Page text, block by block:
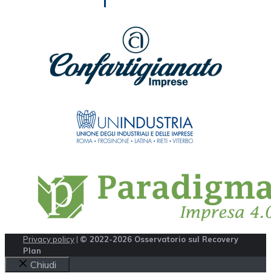
Privacy policy | © 2022-2026 Osservatorio sul Recovery
Plan
Chiudi